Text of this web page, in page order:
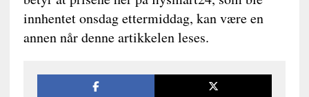
innhentet onsdag ettermiddag, kan være en
annen når denne artikkelen leses.